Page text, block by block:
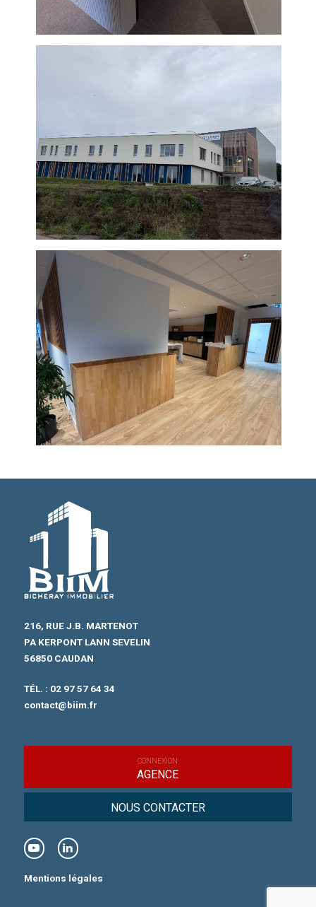
216, RUE J.B. MARTENOT
PA KERPONT LANN SEVELIN
56850 CAUDAN
TÉL. : 02 97 57 64 34
contact@biim.fr
CONNEXION
AGENCE
NOUS CONTACTER
Mentions légales